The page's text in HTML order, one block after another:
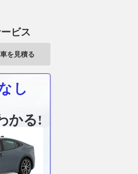
両用バス「山中湖のカ
、夏休み限定「夕涼み便」
…8月8日から
レスポンス
ビス
を見積る
し
かる!